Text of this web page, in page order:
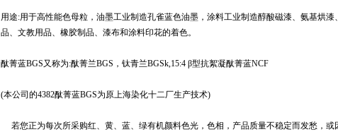
用途:用于高性能色母粒，油墨工业制造孔雀蓝色油墨，涂料工业制造醇酸磁漆、氨基烘
品、文教用品、橡胶制品、漆布和涂料印花的着色。
酞菁蓝BGS又称为:酞菁兰BGS，钛青兰BGSk,15:4 β型抗絮凝酞菁蓝NCF
(本公司的4382酞菁蓝BGS为原上海染化十二厂生产技术)
若您正为每次所采购红、黄、蓝、绿有机颜料色光，色相，产品质量不稳定而发愁，或